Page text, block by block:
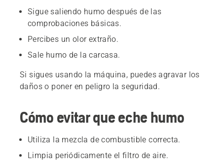
Sigue saliendo humo después de las
comprobaciones básicas.
Percibes un olor extraño.
Sale humo de la carcasa.
Si sigues usando la máquina, puedes agravar los
daños o poner en peligro la seguridad.
Cómo evitar que eche humo
Utiliza la mezcla de combustible correcta.
Limpia periódicamente el filtro de aire.